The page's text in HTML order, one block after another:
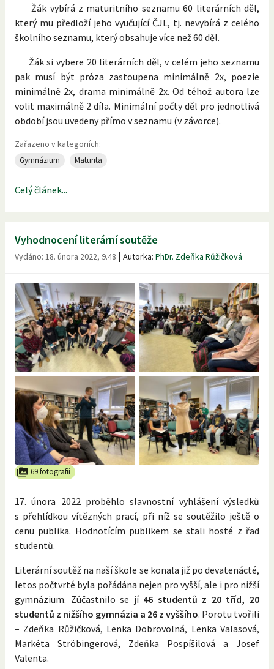
Žák vybírá z maturitního seznamu 60 literárních děl,
který mu předloží jeho vyučující ČJL, tj. nevybírá z celého
školního seznamu, který obsahuje více než 60 děl.
Žák si vybere 20 literárních děl, v celém jeho seznamu
pak musí být próza zastoupena minimálně 2x, poezie
minimálně 2x, drama minimálně 2x. Od téhož autora lze
volit maximálně 2 díla. Minimální počty děl pro jednotlivá
období jsou uvedeny přímo v seznamu (v závorce).
Zařazeno v kategoriích:
Gymnázium Maturita
Celý článek...
Vyhodnocení literární soutěže
Vydáno: 18. února 2022, 9.48 | Autorka: PhDr. Zdeňka Růžičková
69 fotografií
17. února 2022 proběhlo slavnostní vyhlášení výsledků
s přehlídkou vítězných prací, při níž se soutěžilo ještě o
cenu publika. Hodnotícím publikem se stali hosté z řad
studentů.
Literární soutěž na naší škole se konala již po devatenácté,
letos počtvrté byla pořádána nejen pro vyšší, ale i pro nižší
gymnázium. Zúčastnilo se jí 46 studentů z 20 tříd, 20
studentů z nižšího gymnázia a 26 z vyššího. Porotu tvořili
– Zdeňka Růžičková, Lenka Dobrovolná, Lenka Valasová,
Markéta Ströbingerová, Zdeňka Pospíšilová a Josef
Valenta.